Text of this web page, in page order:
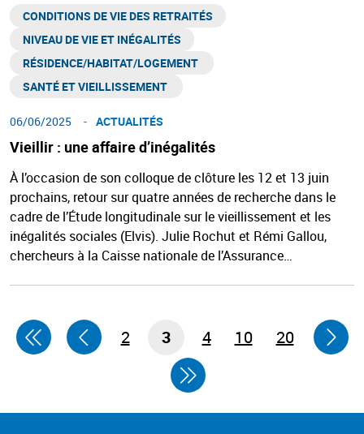
Vieillir : une affaire d’inégalités
CONDITIONS DE VIE DES RETRAITÉS
NIVEAU DE VIE ET INÉGALITÉS​
RÉSIDENCE/HABITAT/LOGEMENT ​
SANTÉ ET VIEILLISSEMENT ​
06/06/2025 ACTUALITÉS
À l’occasion de son colloque de clôture les 12 et 13 juin
prochains, retour sur quatre années de recherche dans le
cadre de l’Étude longitudinale sur le vieillissement et les
inégalités sociales (Elvis). Julie Rochut et Rémi Gallou,
chercheurs à la Caisse nationale de l’Assurance…
2 3 4 10 20